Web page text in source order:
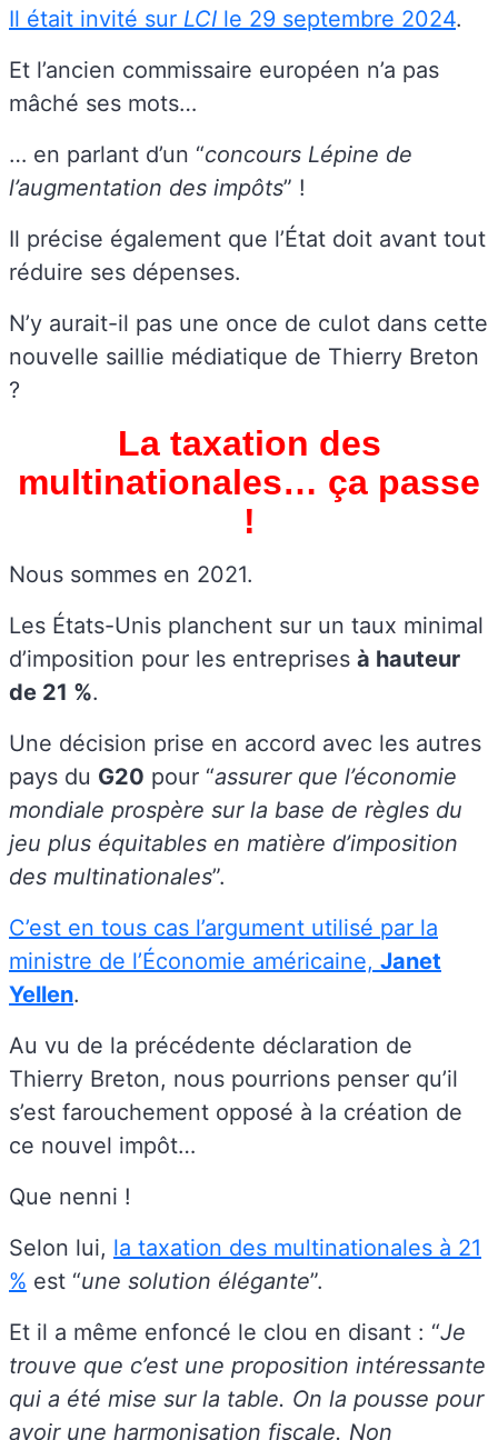
Il était invité sur LCI le 29 septembre 2024.
Et l’ancien commissaire européen n’a pas
mâché ses mots…
… en parlant d’un “concours Lépine de
l’augmentation des impôts” !
Il précise également que l’État doit avant tout
réduire ses dépenses.
N’y aurait-il pas une once de culot dans cette
nouvelle saillie médiatique de Thierry Breton
?
La taxation des
multinationales… ça passe
!
Nous sommes en 2021.
Les États-Unis planchent sur un taux minimal
d’imposition pour les entreprises à hauteur
de 21 %.
Une décision prise en accord avec les autres
pays du G20 pour “assurer que l’économie
mondiale prospère sur la base de règles du
jeu plus équitables en matière d’imposition
des multinationales”.
C’est en tous cas l’argument utilisé par la
ministre de l’Économie américaine, Janet
Yellen.
Au vu de la précédente déclaration de
Thierry Breton, nous pourrions penser qu’il
s’est farouchement opposé à la création de
ce nouvel impôt…
Que nenni !
Selon lui, la taxation des multinationales à 21
% est “une solution élégante”.
Et il a même enfoncé le clou en disant : “Je
trouve que c’est une proposition intéressante
qui a été mise sur la table. On la pousse pour
avoir une harmonisation fiscale. Non